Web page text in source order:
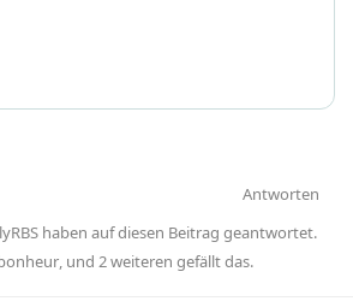
Antworten
haben auf diesen Beitrag geantwortet.
, und 2weiteren gefällt das.